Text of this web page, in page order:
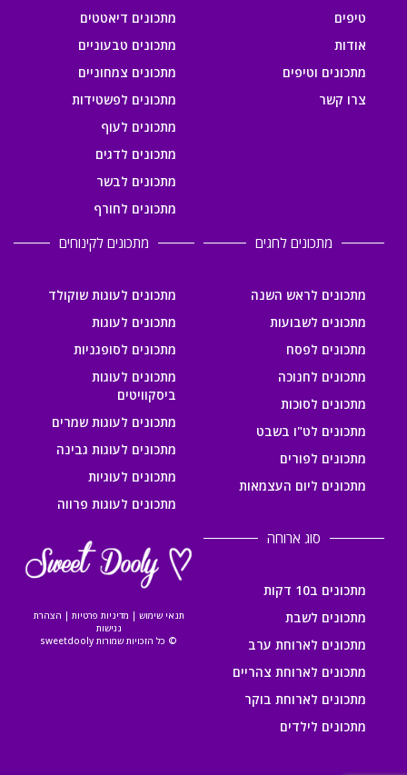
טיפים
אודות
מתכונים וטיפים
צרו קשר
מתכונים דיאטטים
מתכונים טבעוניים
מתכונים צמחוניים
מתכונים לפשטידות
מתכונים לעוף
מתכונים לדגים
מתכונים לבשר
מתכונים לחורף
מתכונים לחגים
מתכונים לראש השנה
מתכונים לשבועות
מתכונים לפסח
מתכונים לחנוכה
מתכונים לסוכות
מתכונים לט"ו בשבט
מתכונים לפורים
מתכונים ליום העצמאות
מתכונים לקינוחים
מתכונים לעוגות שוקולד
מתכונים לעוגות
מתכונים לסופגניות
מתכונים לעוגות
ביסקוויטים
מתכונים לעוגות שמרים
מתכונים לעוגות גבינה
מתכונים לעוגיות
מתכונים לעוגות פרווה
סוג ארוחה
מתכונים ב10 דקות
מתכונים לשבת
מתכונים לארוחת ערב
מתכונים לארוחת צהריים
מתכונים לארוחת בוקר
מתכונים לילדים
תנאי שימוש | מדיניות פרטיות | הצהרת
נגישות
© כל הזכויות שמורות sweetdooly